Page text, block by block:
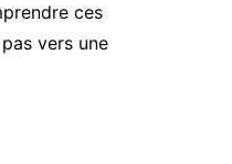
ces
vers une